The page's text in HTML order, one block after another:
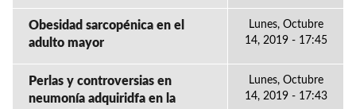
Obesidad sarcopénica en el
adulto mayor
Lunes, Octubre
14, 2019 - 17:45
Perlas y controversias en
neumonía adquiridfa en la
Lunes, Octubre
14, 2019 - 17:43